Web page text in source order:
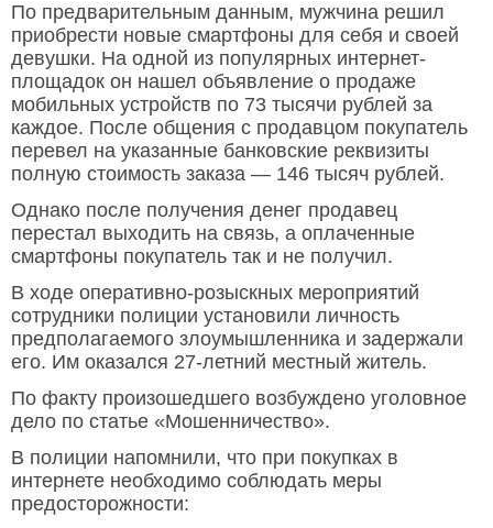
По предварительным данным, мужчина решил
приобрести новые смартфоны для себя и своей
девушки. На одной из популярных интернет-
площадок он нашел объявление о продаже
мобильных устройств по 73 тысячи рублей за
каждое. После общения с продавцом покупатель
перевел на указанные банковские реквизиты
полную стоимость заказа — 146 тысяч рублей.
Однако после получения денег продавец
перестал выходить на связь, а оплаченные
смартфоны покупатель так и не получил.
В ходе оперативно-розыскных мероприятий
сотрудники полиции установили личность
предполагаемого злоумышленника и задержали
его. Им оказался 27-летний местный житель.
По факту произошедшего возбуждено уголовное
дело по статье «Мошенничество».
В полиции напомнили, что при покупках в
интернете необходимо соблюдать меры
предосторожности: